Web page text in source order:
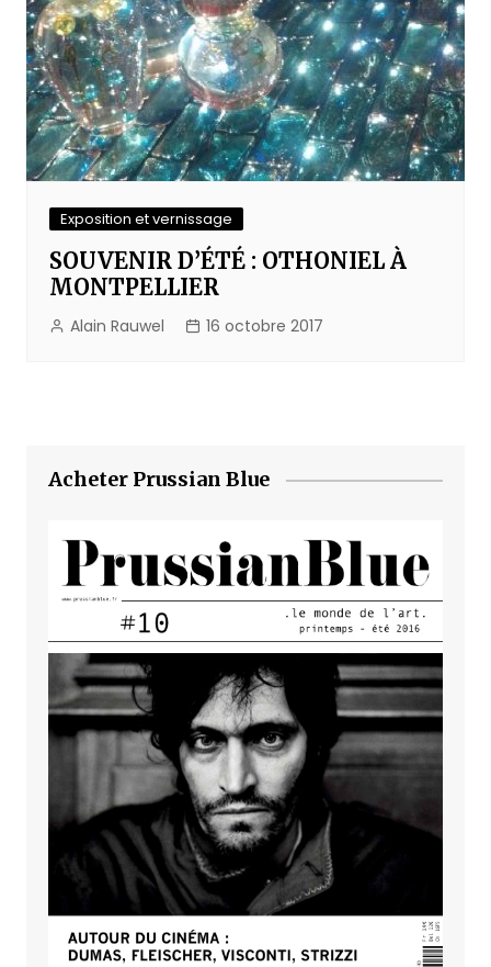
Exposition et vernissage
SOUVENIR D’ÉTÉ : OTHONIEL À
MONTPELLIER
Alain Rauwel 16 octobre 2017
Acheter Prussian Blue